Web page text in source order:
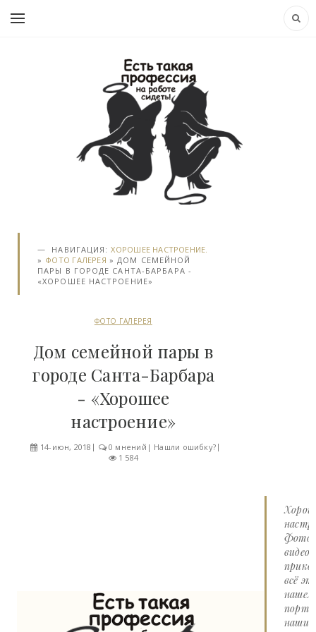
НАВИГАЦИЯ:ХОРОШЕЕ НАСТРОЕНИЕ.
» ФОТО ГАЛЕРЕЯ » ДОМ СЕМЕЙНОЙ
ПАРЫ В ГОРОДЕ САНТА-БАРБАРА -
«ХОРОШЕЕ НАСТРОЕНИЕ»
ФОТО ГАЛЕРЕЯ
Дом семейной пары в
городе Санта-Барбара
- «Хорошее
настроение»
14-июн, 2018 0 мнений | Нашли ошибку?
1 584
Фото
видео
всё
нашем
наши